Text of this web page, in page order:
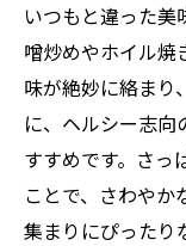
いつもと違った美
噌炒めやホイル焼
味が絶妙に絡まり
に、ヘルシー志
すすめです。さっ
ことで、さわやか
集まりにぴったり